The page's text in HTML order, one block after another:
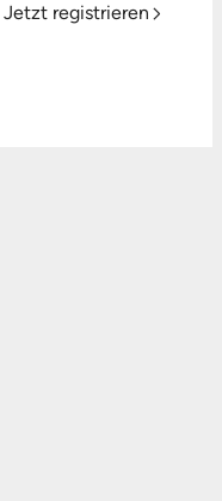
Jetzt registrieren